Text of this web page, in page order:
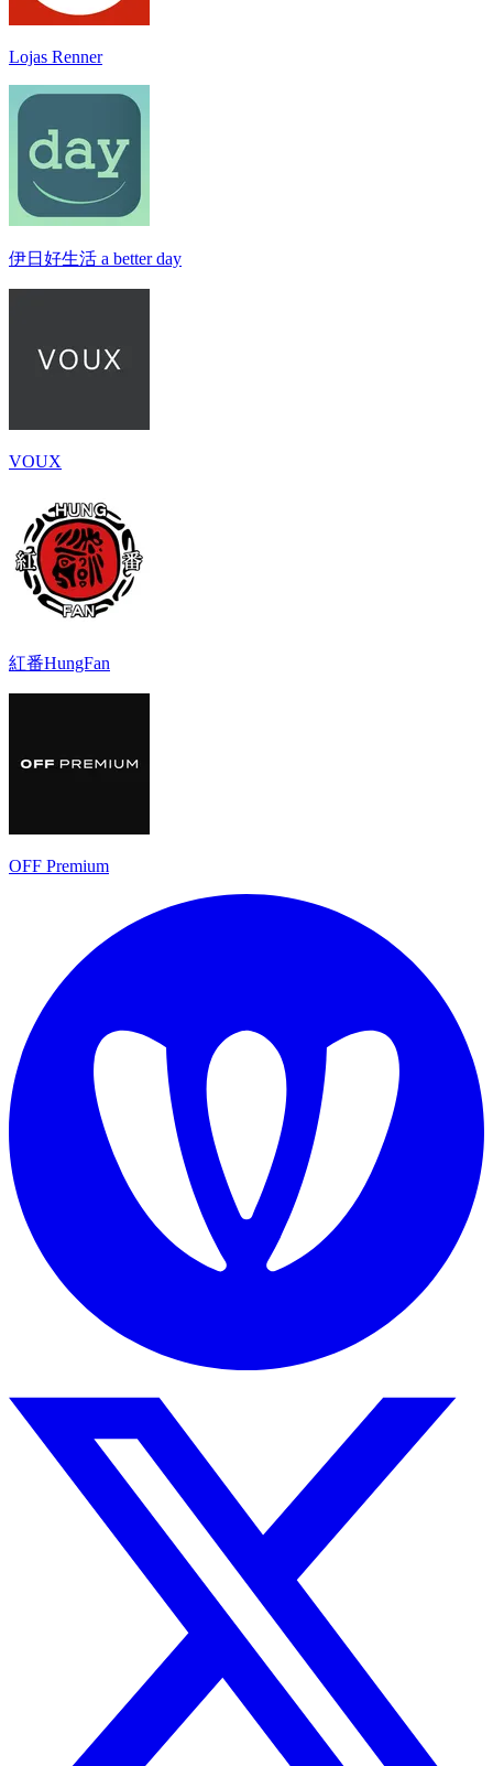
Lojas Renner
伊日好生活 a better day
VOUX
紅番HungFan
OFF Premium